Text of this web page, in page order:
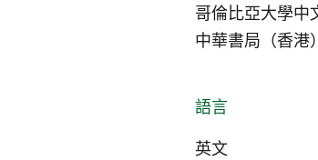
哥倫比亞大學中
中華書局（香港
語言
英文